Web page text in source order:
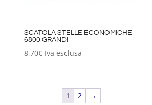
SCATOLA STELLE ECONOMICHE
6800 GRANDI
8,70€ Iva esclusa
1 2 →